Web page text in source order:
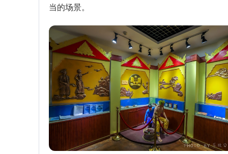
当的场景。